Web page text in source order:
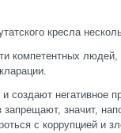
кресла
компетентных
создают негативное
значит,
с коррупцией и